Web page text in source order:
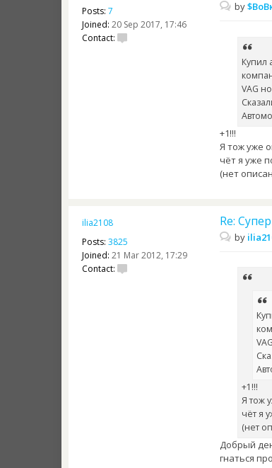
Posts: 7
Joined: 20 Sep 2017, 17:46
Contact:
by
Купил
VAG
+1!!!
Я тож уже
чёт я уже
(нет
ilia2108
Posts: 3825
Joined: 21 Mar 2012, 17:29
Contact:
Re:
by
+1!!!
Я тож
чёт я
(нет
Добрый
гнаться